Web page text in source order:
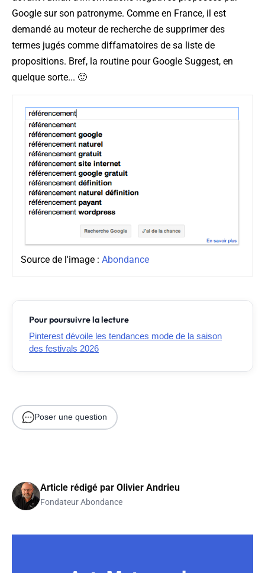
Google sur son patronyme. Comme en France, il est
demandé au moteur de recherche de supprimer des
termes jugés comme diffamatoires de sa liste de
propositions. Bref, la routine pour Google Suggest, en
quelque sorte... 🙂
Source de l'image : Abondance
Pour poursuivre la lecture
Pinterest dévoile les tendances mode de la saison
des festivals 2026
Poser une question
Article rédigé par Olivier Andrieu
Fondateur Abondance